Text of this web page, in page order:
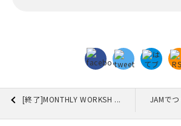
[終了]MONTHLY WORKSH ...
JAMで